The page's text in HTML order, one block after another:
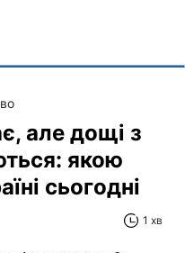
але дощі з
якою
сьогодні
1 хв